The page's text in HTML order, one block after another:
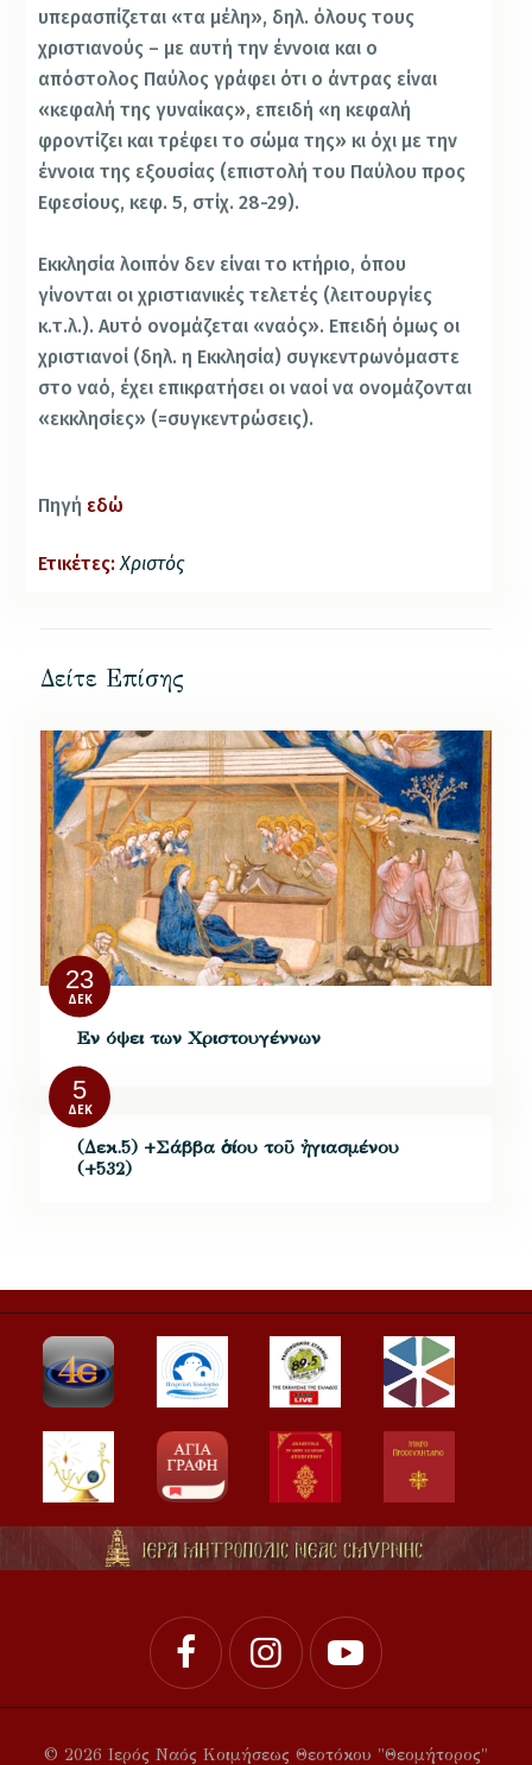
υπερασπίζεται «τα μέλη», δηλ. όλους τους
χριστιανούς – με αυτή την έννοια και ο
απόστολος Παύλος γράφει ότι ο άντρας είναι
«κεφαλή της γυναίκας», επειδή «η κεφαλή
φροντίζει και τρέφει το σώμα της» κι όχι με την
έννοια της εξουσίας (επιστολή του Παύλου προς
Εφεσίους, κεφ. 5, στίχ. 28-29).
Εκκλησία λοιπόν δεν είναι το κτήριο, όπου
γίνονται οι χριστιανικές τελετές (λειτουργίες
κ.τ.λ.). Αυτό ονομάζεται «ναός». Επειδή όμως οι
χριστιανοί (δηλ. η Εκκλησία) συγκεντρωνόμαστε
στο ναό, έχει επικρατήσει οι ναοί να ονομάζονται
«εκκλησίες» (=συγκεντρώσεις).
Πηγή εδώ
Ετικέτες: Χριστός
Δείτε Επίσης
23
ΔΕΚ
Εν όψει των Χριστουγέννων
5
ΔΕΚ
(Δεκ.5) +Σάββα ὁσίου τοῦ ἠγιασμένου
(+532)
© 2026 Ιερός Ναός Κοιμήσεως Θεοτόκου "Θεομήτορος"